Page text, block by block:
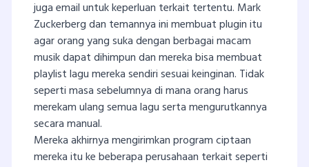
juga email untuk keperluan terkait tertentu. Mark
Zuckerberg dan temannya ini membuat plugin itu
agar orang yang suka dengan berbagai macam
musik dapat dihimpun dan mereka bisa membuat
playlist lagu mereka sendiri sesuai keinginan. Tidak
seperti masa sebelumnya di mana orang harus
merekam ulang semua lagu serta mengurutkannya
secara manual.
Mereka akhirnya mengirimkan program ciptaan
mereka itu ke beberapa perusahaan terkait seperti